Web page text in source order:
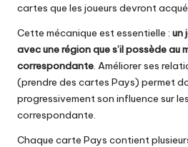
cartes que les joueurs devront
Cette mécanique est essentielle : un
avec une région que s’il possède au
correspondante. Améliorer ses
(prendre des cartes Pays) permet
progressivement son influence sur
correspondante.
Chaque carte Pays contient